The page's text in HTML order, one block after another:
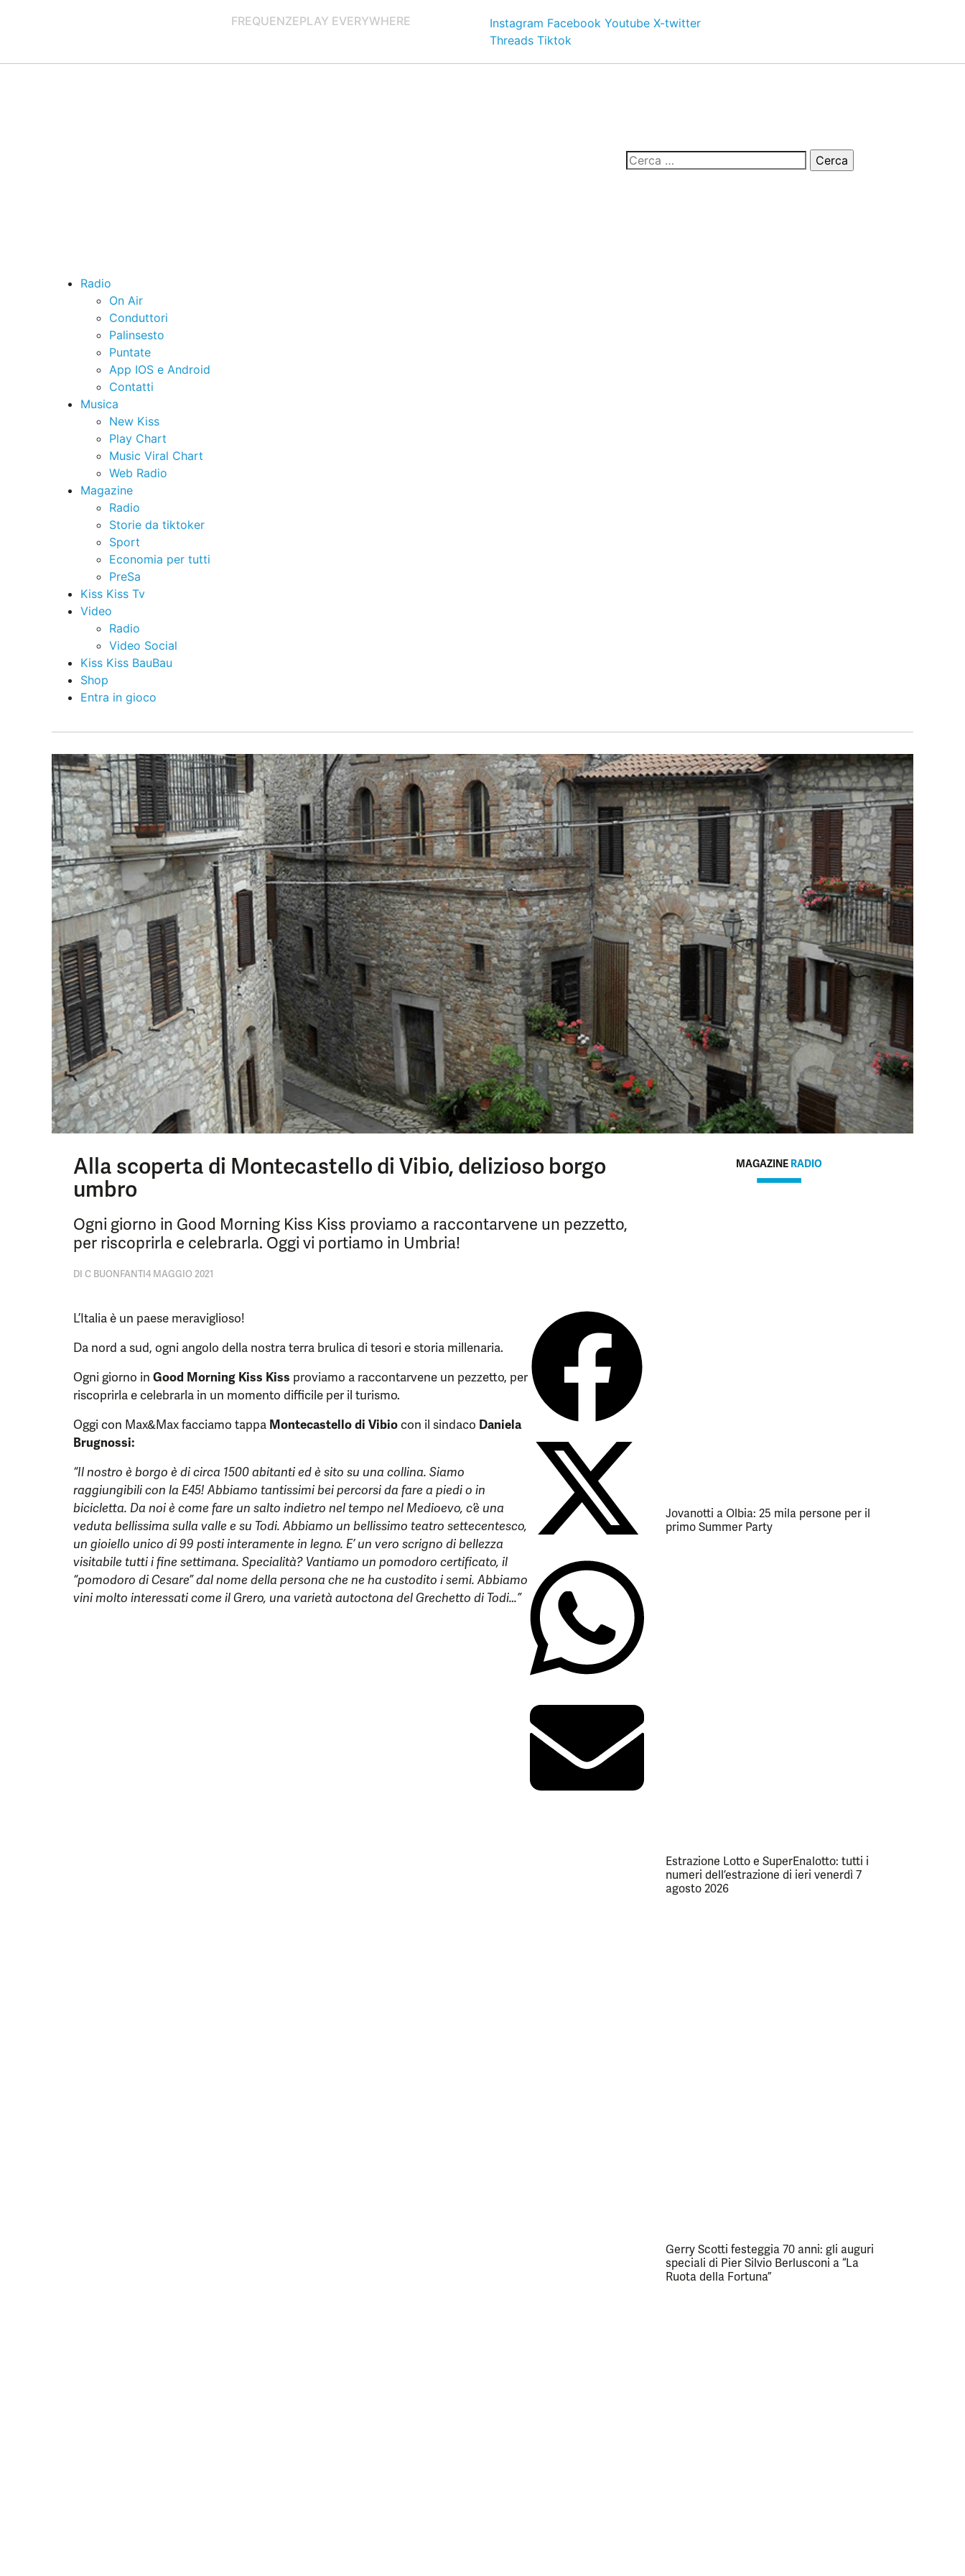
FREQUENZEPLAY EVERYWHERE Instagram Facebook Youtube X-twitter
Threads Tiktok
Radio
On Air
Conduttori
Palinsesto
Puntate
App IOS e Android
Contatti
Musica
New Kiss
Play Chart
Music Viral Chart
Web Radio
Magazine
Radio
Storie da tiktoker
Sport
Economia per tutti
PreSa
Kiss Kiss Tv
Video
Radio
Video Social
Kiss Kiss BauBau
Shop
Entra in gioco
Alla scoperta di Montecastello di Vibio, delizioso borgo
umbro
Ogni giorno in Good Morning Kiss Kiss proviamo a raccontarvene un pezzetto,
per riscoprirla e celebrarla. Oggi vi portiamo in Umbria!
DI C BUONFANTI4 MAGGIO 2021
L’Italia è un paese meraviglioso!
Da nord a sud, ogni angolo della nostra terra brulica di tesori e storia millenaria.
Ogni giorno in Good Morning Kiss Kiss proviamo a raccontarvene un pezzetto, per
riscoprirla e celebrarla in un momento difficile per il turismo.
Oggi con Max&Max facciamo tappa Montecastello di Vibiocon il sindaco Daniela
Brugnossi:
“Il nostro è borgo è di circa 1500 abitanti ed è sito su una collina. Siamo
raggiungibili con la E45! Abbiamo tantissimi bei percorsi da fare a piedi o in
bicicletta. Da noi è come fare un salto indietro nel tempo nel Medioevo, c’è una
veduta bellissima sulla valle e su Todi. Abbiamo un bellissimo teatro settecentesco,
un gioiello unico di 99 posti interamente in legno. E’ un vero scrigno di bellezza
visitabile tutti i fine settimana. Specialità? Vantiamo un pomodoro certificato, il
“pomodoro di Cesare” dal nome della persona che ne ha custodito i semi. Abbiamo
vini molto interessati come il Grero, una varietà autoctona del Grechetto di Todi…”
MAGAZINE RADIO
Jovanotti a Olbia: 25 mila persone per il
primo Summer Party
Estrazione Lotto e SuperEnalotto: tutti i
numeri dell’estrazione di ieri venerdì 7
agosto 2026
Gerry Scotti festeggia 70 anni: gli auguri
speciali di Pier Silvio Berlusconi a “La
Ruota della Fortuna”